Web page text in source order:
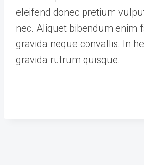
eleifend donec pretium
nec. Aliquet bibendum enim
gravida neque convallis. In
gravida rutrum quisque.